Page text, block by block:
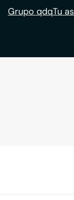
Grupo qdqTu